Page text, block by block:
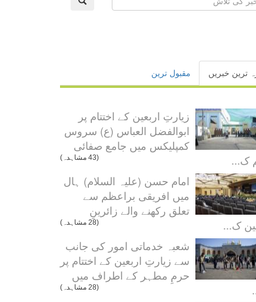
ترین خبریں مقبول ترین
زیارتِ اربعین کے اختتام پر
ابوالفضل العباس (ع) سروس
کمپلیکس میں جامع صفائی
ک...
(43 مشاہدہ)
امام حسن (علیہ السلام) ہال
میں افریقی براعظم سے
تعلق رکھنے والے زائرینِ
ک...
(28 مشاہدہ)
شعبہ خدماتی امور کی جانب
سے زیارتِ اربعین کے اختتام پر
حرمِ مطہر کے اطراف میں
(28 مشاہدہ)